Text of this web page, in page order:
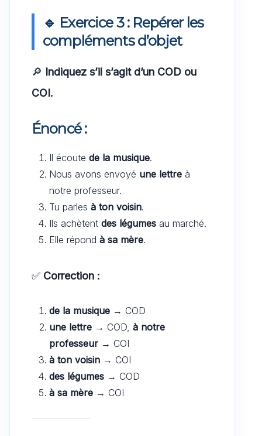
🔹 Exercice 3 : Repérer les
compléments d’objet
🔎 Indiquez s’il s’agit d’un COD ou
COI.
Énoncé :
Il écoute de la musique.
Nous avons envoyé une lettre à
notre professeur.
Tu parles à ton voisin.
Ils achètent des légumes au marché.
Elle répond à sa mère.
✅ Correction :
de la musique → COD
une lettre → COD, à notre
professeur → COI
à ton voisin → COI
des légumes → COD
à sa mère → COI